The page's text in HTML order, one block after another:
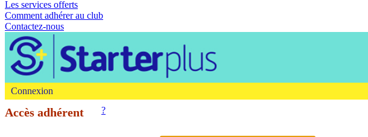
Les services offerts
Comment adhérer au club
Contactez-nous
Connexion
Accès adhérent ?